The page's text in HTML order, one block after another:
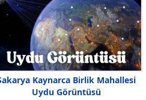
Kaynarca Birlik Mahallesi
Uydu Görüntüsü